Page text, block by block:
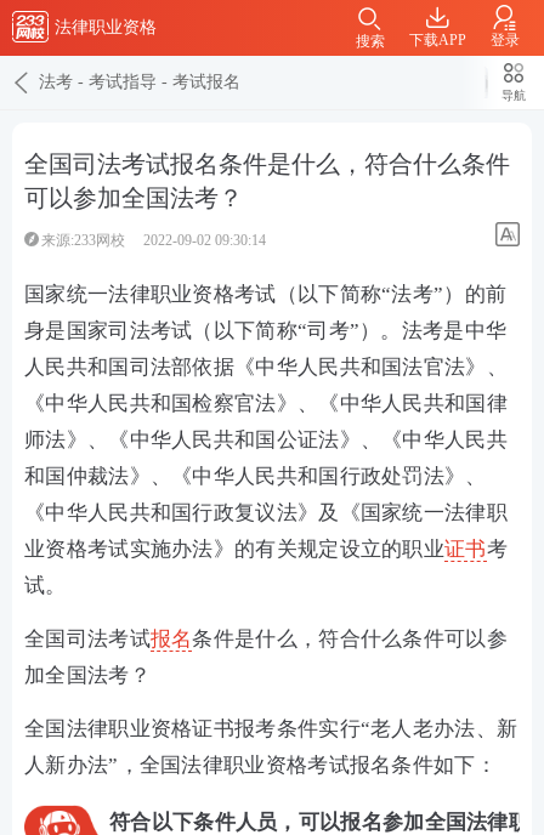
法律职业资格
下载APP 登录
搜索
法考 - 考试指导 - 考试报名
导航
全国司法考试报名条件是什么，符合什么条件
可以参加全国法考？
来源:233网校 2022-09-02 09:30:14
国家统一法律职业资格考试（以下简称“法考”）的前
身是国家司法考试（以下简称“司考”）。法考是中华
人民共和国司法部依据《中华人民共和国法官法》、
《中华人民共和国检察官法》、《中华人民共和国律
师法》、《中华人民共和国公证法》、《中华人民共
和国仲裁法》、《中华人民共和国行政处罚法》、
《中华人民共和国行政复议法》及《国家统一法律职
业资格考试实施办法》的有关规定设立的职业证书考
试。
全国司法考试报名条件是什么，符合什么条件可以参
加全国法考？
全国法律职业资格证书报考条件实行“老人老办法、新
人新办法”，全国法律职业资格考试报名条件如下：
符合以下条件人员，可以报名参加全国法律职